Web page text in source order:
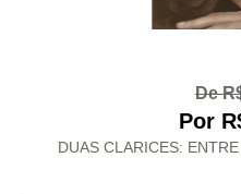
De
Por
DUAS CLARICES: